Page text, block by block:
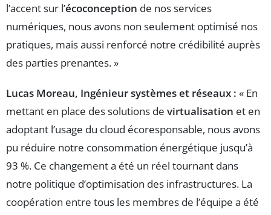
l’accent sur l’écoconception de nos services
numériques, nous avons non seulement optimisé nos
pratiques, mais aussi renforcé notre crédibilité auprès
des parties prenantes. »
Lucas Moreau, Ingénieur systèmes et réseaux : « En
mettant en place des solutions de virtualisation et en
adoptant l’usage du cloud écoresponsable, nous avons
pu réduire notre consommation énergétique jusqu’à
93 %. Ce changement a été un réel tournant dans
notre politique d’optimisation des infrastructures. La
coopération entre tous les membres de l’équipe a été